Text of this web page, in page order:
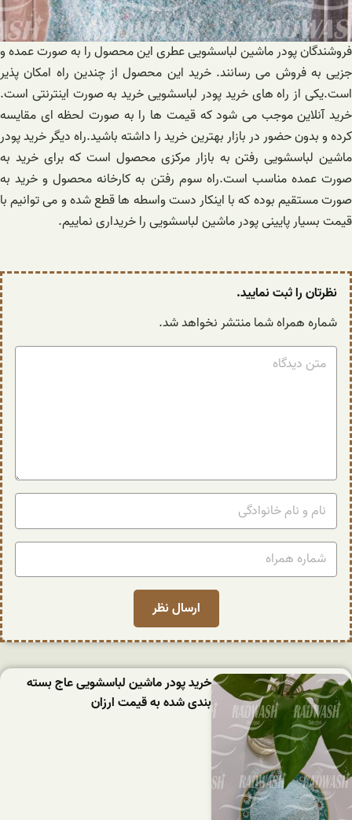
فروشندگان پودر ماشین لباسشویی عطری این محصول را به صورت عمده و
جزیی به فروش می رسانند. خرید این محصول از چندین راه امکان پذیر
است.یکی از راه های خرید پودر لباسشویی خرید به صورت اینترنتی است.
خرید آنلاین موجب می شود که قیمت ها را به صورت لحظه ای مقایسه
کرده و بدون حضور در بازار بهترین خرید را داشته باشید.راه دیگر خرید پودر
ماشین لباسشویی رفتن به بازار مرکزی محصول است که برای خرید به
صورت عمده مناسب است.راه سوم رفتن به کارخانه محصول و خرید به
صورت مستقیم بوده که با اینکار دست واسطه ها قطع شده و می توانیم با
قیمت بسیار پایینی پودر ماشین لباسشویی را خریداری نماییم.
نظرتان را ثبت نمایید.
شماره همراه شما منتشر نخواهد شد.
خرید پودر ماشین لباسشویی عاج بسته
بندی شده به قیمت ارزان